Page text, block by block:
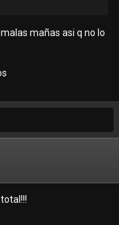
mañas asi q no lo